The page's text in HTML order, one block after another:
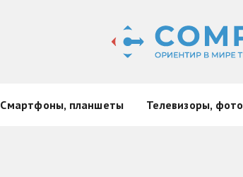
Смартфоны, планшеты Телевизоры, фото